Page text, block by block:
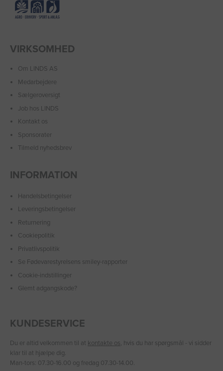
VIRKSOMHED
Om LINDS AS
Medarbejdere
Sælgeroversigt
Job hos LINDS
Kontakt os
Sponsorater
Tilmeld nyhedsbrev
INFORMATION
Handelsbetingelser
Leveringsbetingelser
Returnering
Cookiepolitik
Privatlivspolitik
Se Fødevarestyrelsens smiley-rapporter
Cookie-indstillinger
Glemt adgangskode?
KUNDESERVICE
Du er altid velkommen til at kontakte os, hvis du har spørgsmål - vi sidder
klar til at hjælpe dig.
Man-tors: 07.30-16.00 og fredag 07.30-14.00.